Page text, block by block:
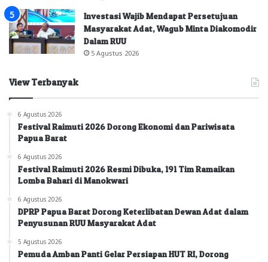
Investasi Wajib Mendapat Persetujuan
Masyarakat Adat, Wagub Minta Diakomodir
Dalam RUU
5 Agustus 2026
View Terbanyak
6 Agustus 2026
Festival Raimuti 2026 Dorong Ekonomi dan Pariwisata
Papua Barat
6 Agustus 2026
Festival Raimuti 2026 Resmi Dibuka, 191 Tim Ramaikan
Lomba Bahari di Manokwari
6 Agustus 2026
DPRP Papua Barat Dorong Keterlibatan Dewan Adat dalam
Penyusunan RUU Masyarakat Adat
5 Agustus 2026
Pemuda Amban Panti Gelar Persiapan HUT RI, Dorong